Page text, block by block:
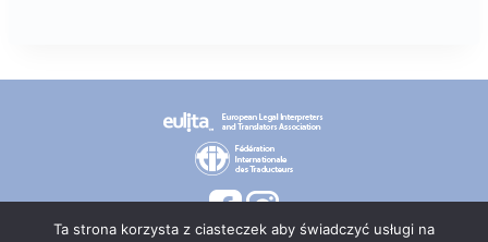
Ta strona korzysta z ciasteczek aby świadczyć usługi na